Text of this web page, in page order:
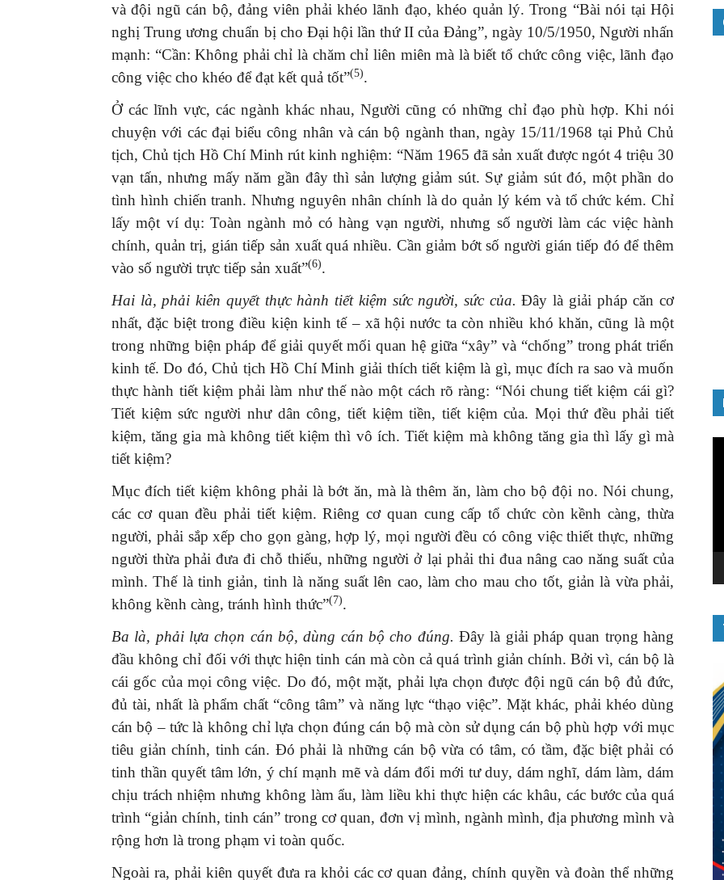
và đội ngũ cán bộ, đảng viên phải khéo lãnh đạo, khéo quản lý. Trong “Bài nói tại Hội
nghị Trung ương chuẩn bị cho Đại hội lần thứ II của Đảng”, ngày 10/5/1950, Người nhấn
mạnh: “Cần: Không phải chỉ là chăm chỉ liên miên mà là biết tổ chức công việc, lãnh đạo
công việc cho khéo để đạt kết quả tốt”(5).
Ở các lĩnh vực, các ngành khác nhau, Người cũng có những chỉ đạo phù hợp. Khi nói
chuyện với các đại biểu công nhân và cán bộ ngành than, ngày 15/11/1968 tại Phủ Chủ
tịch, Chủ tịch Hồ Chí Minh rút kinh nghiệm: “Năm 1965 đã sản xuất được ngót 4 triệu 30
vạn tấn, nhưng mấy năm gần đây thì sản lượng giảm sút. Sự giảm sút đó, một phần do
tình hình chiến tranh. Nhưng nguyên nhân chính là do quản lý kém và tổ chức kém. Chỉ
lấy một ví dụ: Toàn ngành mỏ có hàng vạn người, nhưng số người làm các việc hành
chính, quản trị, gián tiếp sản xuất quá nhiều. Cần giảm bớt số người gián tiếp đó để thêm
vào số người trực tiếp sản xuất”(6).
Hai là, phải kiên quyết thực hành tiết kiệm sức người, sức của. Đây là giải pháp căn cơ
nhất, đặc biệt trong điều kiện kinh tế – xã hội nước ta còn nhiều khó khăn, cũng là một
trong những biện pháp để giải quyết mối quan hệ giữa “xây” và “chống” trong phát triển
kinh tế. Do đó, Chủ tịch Hồ Chí Minh giải thích tiết kiệm là gì, mục đích ra sao và muốn
thực hành tiết kiệm phải làm như thế nào một cách rõ ràng: “Nói chung tiết kiệm cái gì?
Tiết kiệm sức người như dân công, tiết kiệm tiền, tiết kiệm của. Mọi thứ đều phải tiết
kiệm, tăng gia mà không tiết kiệm thì vô ích. Tiết kiệm mà không tăng gia thì lấy gì mà
tiết kiệm?
Mục đích tiết kiệm không phải là bớt ăn, mà là thêm ăn, làm cho bộ đội no. Nói chung,
các cơ quan đều phải tiết kiệm. Riêng cơ quan cung cấp tổ chức còn kềnh càng, thừa
người, phải sắp xếp cho gọn gàng, hợp lý, mọi người đều có công việc thiết thực, những
người thừa phải đưa đi chỗ thiếu, những người ở lại phải thi đua nâng cao năng suất của
mình. Thế là tinh giản, tinh là năng suất lên cao, làm cho mau cho tốt, giản là vừa phải,
không kềnh càng, tránh hình thức”(7).
Ba là, phải lựa chọn cán bộ, dùng cán bộ cho đúng. Đây là giải pháp quan trọng hàng
đầu không chỉ đối với thực hiện tinh cán mà còn cả quá trình giản chính. Bởi vì, cán bộ là
cái gốc của mọi công việc. Do đó, một mặt, phải lựa chọn được đội ngũ cán bộ đủ đức,
đủ tài, nhất là phẩm chất “công tâm” và năng lực “thạo việc”. Mặt khác, phải khéo dùng
cán bộ – tức là không chỉ lựa chọn đúng cán bộ mà còn sử dụng cán bộ phù hợp với mục
tiêu giản chính, tinh cán. Đó phải là những cán bộ vừa có tâm, có tầm, đặc biệt phải có
tinh thần quyết tâm lớn, ý chí mạnh mẽ và dám đổi mới tư duy, dám nghĩ, dám làm, dám
chịu trách nhiệm nhưng không làm ẩu, làm liều khi thực hiện các khâu, các bước của quá
trình “giản chính, tinh cán” trong cơ quan, đơn vị mình, ngành mình, địa phương mình và
rộng hơn là trong phạm vi toàn quốc.
Ngoài ra, phải kiên quyết đưa ra khỏi các cơ quan đảng, chính quyền và đoàn thể những
đến thực tiễn
08/12/2025